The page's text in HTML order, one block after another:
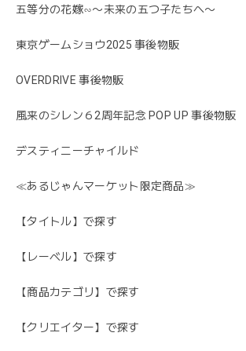
五等分の花嫁∽〜未来の五つ子たちへ〜
東京ゲームショウ2025 事後物販
OVERDRIVE 事後物販
風来のシレン６2周年記念 POP UP 事後物販
デスティニーチャイルド
≪あるじゃんマーケット限定商品≫
【タイトル】で探す
【レーベル】で探す
【商品カテゴリ】で探す
【クリエイター】で探す